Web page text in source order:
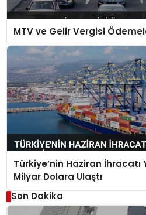
MTV ve Gelir Vergisi
Türkiye’nin Haziran İhracatı
Milyar Dolara Ulaştı
Son Dakika